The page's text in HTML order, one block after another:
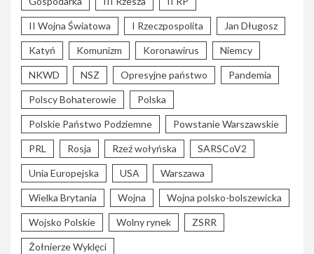
II Wojna Światowa I Rzeczpospolita Jan Długosz
Katyń Komunizm Koronawirus Niemcy
NKWD NSZ Opresyjne państwo Pandemia
Polscy Bohaterowie Polska
Polskie Państwo Podziemne Powstanie Warszawskie
PRL Rosja Rzeź wołyńska SARSCoV2
Unia Europejska USA Warszawa
Wielka Brytania Wojna Wojna polsko-bolszewicka
Wojsko Polskie Wolny rynek ZSRR
Żołnierze Wyklęci